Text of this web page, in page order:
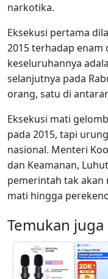
narkotika.
Eksekusi pertama
2015 terhadap
keseluruhannya
selanjutnya pada
orang, satu di
Eksekusi mati
pada 2015, tapi
nasional. Menteri
dan Keamanan,
pemerintah tak akan
mati hingga
Temukan